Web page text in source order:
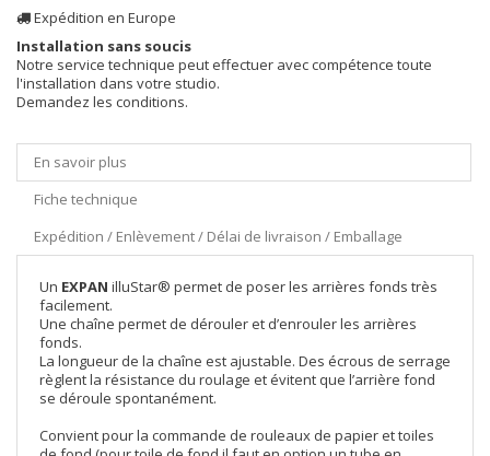
Expédition en Europe
Installation sans soucis
Notre service technique peut effectuer avec compétence toute
l'installation dans votre studio.
Demandez les conditions.
En savoir plus
Fiche technique
Expédition / Enlèvement / Délai de livraison / Emballage
Un EXPAN illuStar® permet de poser les arrières fonds très
facilement.
Une chaîne permet de dérouler et d’enrouler les arrières
fonds.
La longueur de la chaîne est ajustable. Des écrous de serrage
règlent la résistance du roulage et évitent que l’arrière fond
se déroule spontanément.
Convient pour la commande de rouleaux de papier et toiles